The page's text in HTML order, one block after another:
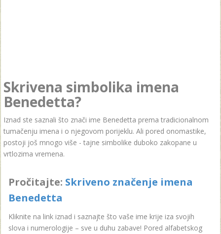
Skrivena simbolika imena
Benedetta?
Iznad ste saznali što znači ime Benedetta prema tradicionalnom
tumačenju imena i o njegovom porijeklu. Ali pored onomastike,
postoji još mnogo više - tajne simbolike duboko zakopane u
vrtlozima vremena.
Pročitajte: Skriveno značenje imena
Benedetta
Kliknite na link iznad i saznajte što vaše ime krije iza svojih
slova i numerologije – sve u duhu zabave! Pored alfabetskog